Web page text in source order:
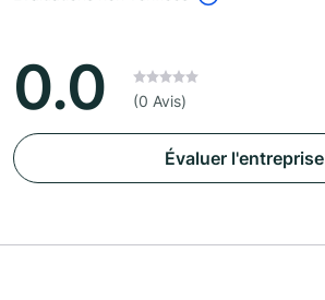
0.0 (0 Avis)
Évaluer l'entreprise